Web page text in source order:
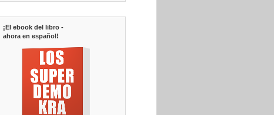
¡El ebook del libro -
ahora en español!